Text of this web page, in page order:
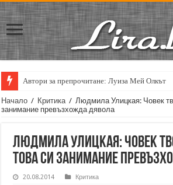
Автори за препрочитане: Луиза Мей Олкът
Кирил Кадийски: „Плачът на големия поет
Начало / Критика / Людмила Улицкая: Човек
занимание превъзхожда дявола
Людмила Улицкая: Човек
това си занимание
20.08.2014 Критика